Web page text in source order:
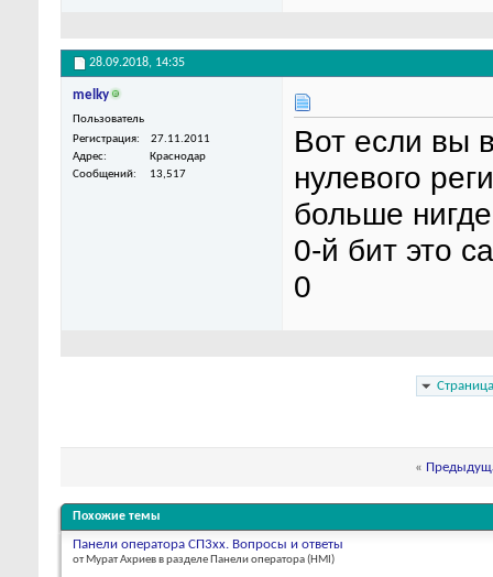
28.09.2018, 14:35
melky
Пользователь
Регистрация
27.11.2011
Адрес
Краснодар
Сообщений
13,517
Вот если вы
нулевого
больше
0-й бит это
0
«
Похожие темы
Панели оператора СП3xx. Вопросы и ответы
от Мурат Ахриев в разделе Панели оператора (HMI)